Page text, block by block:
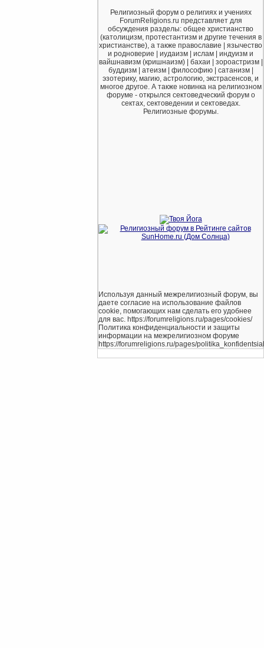
Религиозный форум о религиях и учениях
ForumReligions.ru представляет для
обсуждения разделы: общее христианство
(католицизм, протестантизм и другие течения в
христианстве), а также православие | язычество
и родноверие | иудаизм | ислам | индуизм и
вайшнавизм (кришнаизм) | бахаи | зороастризм |
буддизм | атеизм | философию | сатанизм |
эзотерику, магию, астрологию, экстрасенсов, и
многое другое. А также новинка на религиозном
форуме - открылся сектоведческий форум о
сектах, сектоведении и сектоведах.
Религиозные форумы.
Используя данный межрелигиозный форум, вы
даете согласие на использование файлов
cookie, помогающих нам сделать его удобнее
для вас. https://forumreligions.ru/pages/cookies/
Политика конфиденциальности и защиты
информации на межрелигиозном форуме
https://forumreligions.ru/pages/